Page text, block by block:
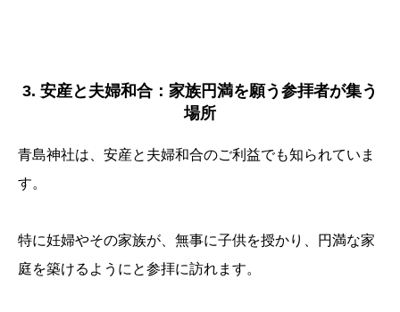
3. 安産と夫婦和合：家族円満を願う参拝者が集う
場所
青島神社は、安産と夫婦和合のご利益でも知られていま
す。
特に妊婦やその家族が、無事に子供を授かり、円満な家
庭を築けるようにと参拝に訪れます。